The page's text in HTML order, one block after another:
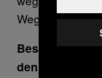
Weg, um im
denn was, was